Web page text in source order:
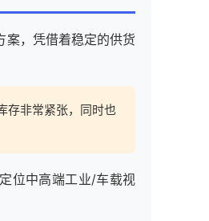
案，凭借着稳定的供货
存非常紧张，同时也
位中高端工业/车载视